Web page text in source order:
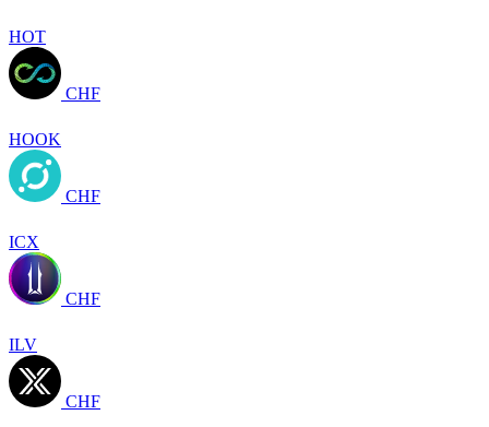
HOT
CHF
HOOK
CHF
ICX
CHF
ILV
CHF